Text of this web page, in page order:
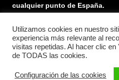
cualquier punto de España.
Encuéntranos en:
Utilizamos cookies en nuestro
experiencia más relevante al
visitas repetidas. Al hacer clic
de TODAS las cookies.
Configuración de las cookies